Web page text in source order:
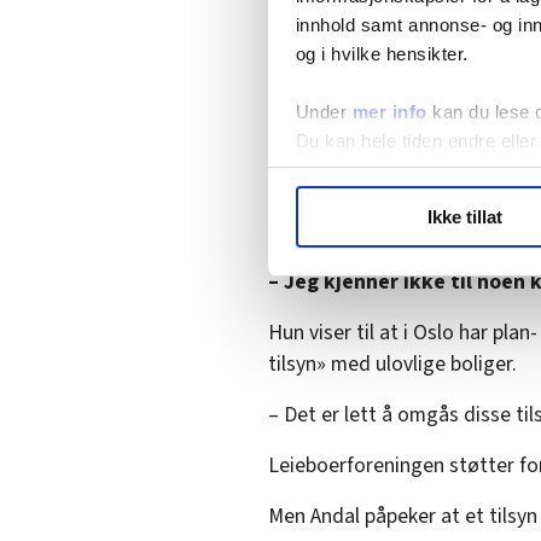
innhold samt annonse- og
og i hvilke hensikter.
Under mer info kan du lese
Du kan hele tiden endre
hvordan våre nettsider blir
annonsering. Disse er angitt
Ikke tillat
Dette var én av familiene
der, i leiligheten, forteller
– Lett å omgå
Anne-Rita Andal er
kommenterer ministerens
– Jeg kjenner ikke til noen
Hun viser til at i Oslo har
tilsyn» med ulovlige boliger.
– Det er lett å omgås disse
Leieboerforeningen støtter
Men Andal påpeker at et